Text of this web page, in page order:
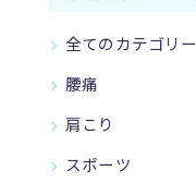
全てのカテゴリー
腰痛
肩こり
スポーツ